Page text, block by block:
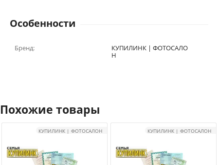
Особенности
Бренд:
КУПИЛИНК | ФОТОСАЛО
Н
Похожие товары
КУПИЛИНК | ФОТОСАЛОН КУПИЛИНК | ФОТОСАЛОН